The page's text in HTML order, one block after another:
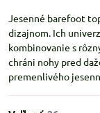
Jesenné barefoot
dizajnom. Ich
kombinovanie s
chráni nohy pred
premenlivého